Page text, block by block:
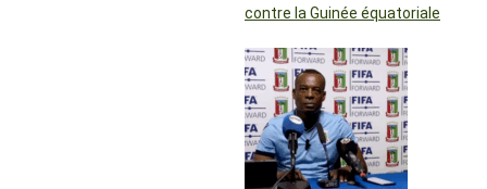
contre la Guinée équatoriale